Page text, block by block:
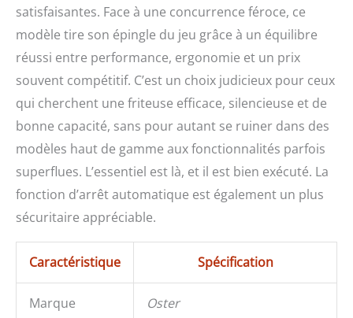
satisfaisantes. Face à une concurrence féroce, ce
modèle tire son épingle du jeu grâce à un équilibre
réussi entre performance, ergonomie et un prix
souvent compétitif. C’est un choix judicieux pour ceux
qui cherchent une friteuse efficace, silencieuse et de
bonne capacité, sans pour autant se ruiner dans des
modèles haut de gamme aux fonctionnalités parfois
superflues. L’essentiel est là, et il est bien exécuté. La
fonction d’arrêt automatique est également un plus
sécuritaire appréciable.
Caractéristique Spécification
Marque Oster